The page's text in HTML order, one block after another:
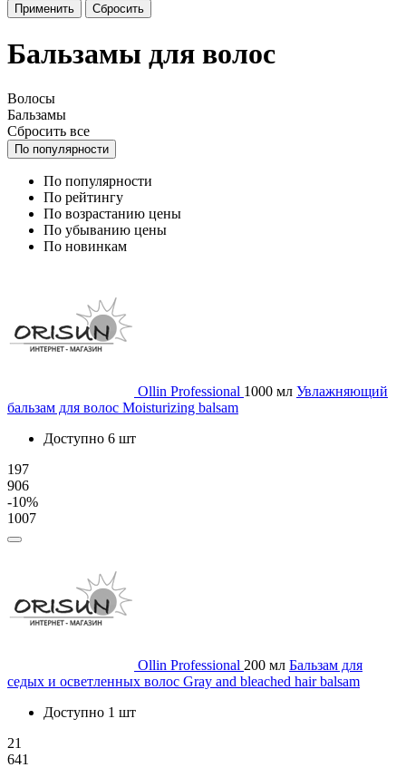
Применить Сбросить
Бальзамы для волос
Волосы
Бальзамы
Сбросить все
По популярности
По популярности
По рейтингу
По возрастанию цены
По убыванию цены
По новинкам
Ollin Professional 1000 мл Увлажняющий
бальзам для волос Moisturizing balsam
Доступно 6 шт
197
906
-10%
1007
Ollin Professional 200 мл Бальзам для
седых и осветленных волос Gray and bleached hair balsam
Доступно 1 шт
21
641